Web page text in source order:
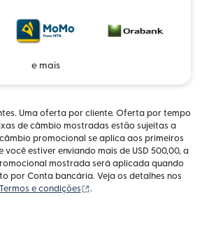
e mais
Uma oferta por cliente. Oferta por tempo
de câmbio mostradas estão sujeitas a
promocional se aplica aos primeiros
você estiver enviando mais de USD 500,00, a
mostrada será aplicada quando
por Conta bancária. Veja os detalhes nos
Termos e condições
(abre em uma nova janela)
.